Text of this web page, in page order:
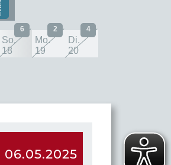
So.
18
6
Mo.
19
2
Di.
20
4